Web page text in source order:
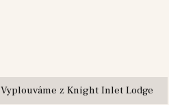
Vyplouváme z Knight Inlet Lodge